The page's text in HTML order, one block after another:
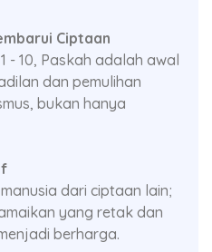
Ciptaan
- 10, Paskah adalah awal
dan pemulihan
bukan hanya
dari ciptaan lain;
yang retak dan
berharga.